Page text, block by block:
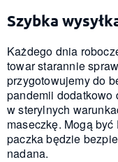
Szybka
Każdego dnia
towar starannie
przygotowujemy do
pandemii dodatkowo
w sterylnych
maseczkę. Mogą
paczka będzie
nadana.